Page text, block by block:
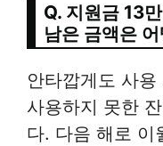
Q. 지원금 13
남은 금액은
안타깝게도 사
사용하지 못한
다. 다음 해로 이